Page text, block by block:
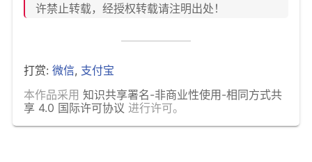
许禁止转载，经授权转载请注明出处！
打赏: 微信, 支付宝
本作品采用 知识共享署名-非商业性使用-相同方式共
享 4.0 国际许可协议 进行许可。